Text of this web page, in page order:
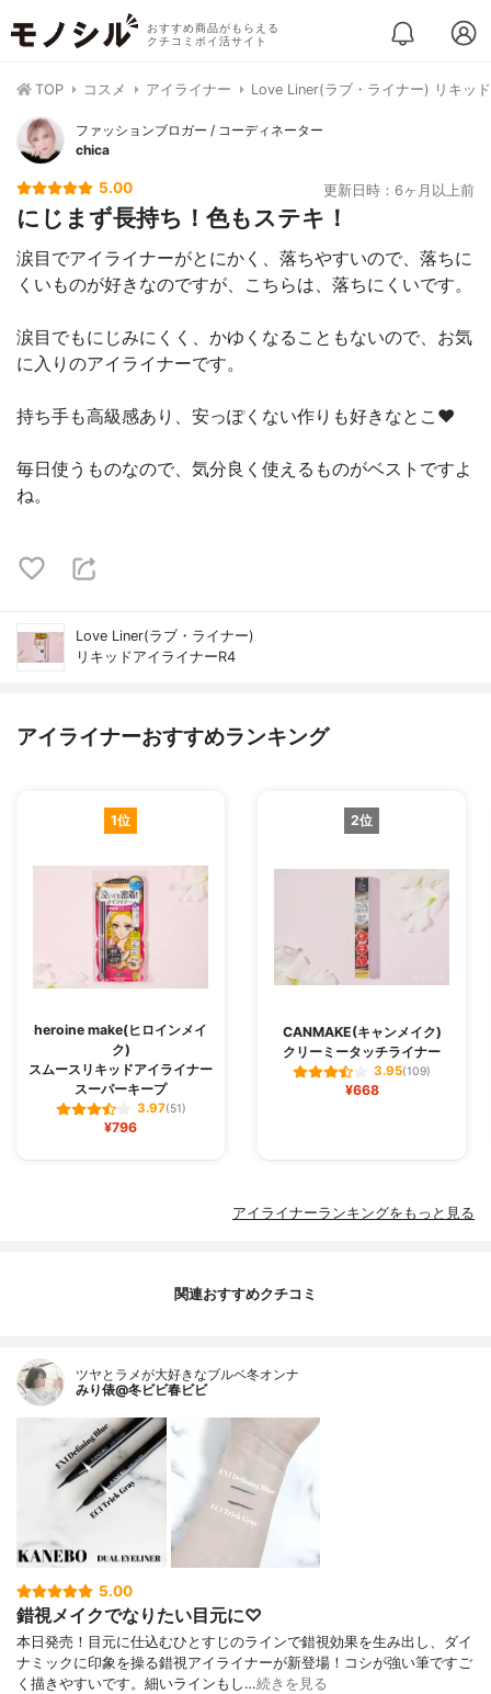
おすすめ商品がもらえる
クチコミポイ活サイト
TOP コスメ アイライナー Love Liner(ラブ・ライナー) リキッ
ファッションブロガー / コーディネーター
chica
5.00 更新日時：6ヶ月以上前
にじまず長持ち！色もステキ！
涙目でアイライナーがとにかく、落ちやすいので、落ちに
くいものが好きなのですが、こちらは、落ちにくいです。
涙目でもにじみにくく、かゆくなることもないので、お気
に入りのアイライナーです。
持ち手も高級感あり、安っぽくない作りも好きなとこ❤︎
毎日使うものなので、気分良く使えるものがベストですよ
ね。
Love Liner(ラブ・ライナー)
リキッドアイライナーR4
アイライナーおすすめランキング
1位
heroine make(ヒロインメイ
ク)
スムースリキッドアイライナー
スーパーキープ
3.97(51)
¥796
2位
CANMAKE(キャンメイク)
クリーミータッチライナー
3.95(109)
¥668
アイライナーランキングをもっと見る
関連おすすめクチコミ
ツヤとラメが大好きなブルベ冬オンナ
みり俵@冬ビビ春ビビ
5.00
錯視メイクでなりたい目元に♡
本日発売！目元に仕込むひとすじのラインで錯視効果を生み出し、ダイ
ナミックに印象を操る錯視アイライナーが新登場！コシが強い筆ですご
く描きやすいです。細いラインもし…続きを見る